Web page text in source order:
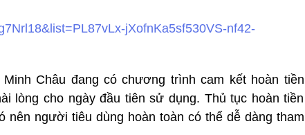
jXofnKa5sf530VS-nf42-
Châu đang có chương trình cam kết hoàn tiền
lòng cho ngày đầu tiên sử dụng. Thủ tục hoàn tiền
nên người tiêu dùng hoàn toàn có thể dễ dàng tham